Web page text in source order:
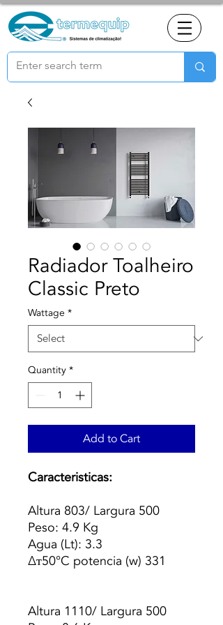
Radiador Toalheiro
Classic Preto
Wattage *
Quantity *
Add to Cart
Caracteristicas:
Altura 803/ Largura 500
Peso: 4.9 Kg
Agua (Lt): 3.3
Δт50°C potencia (w) 331
Altura 1110/ Largura 500